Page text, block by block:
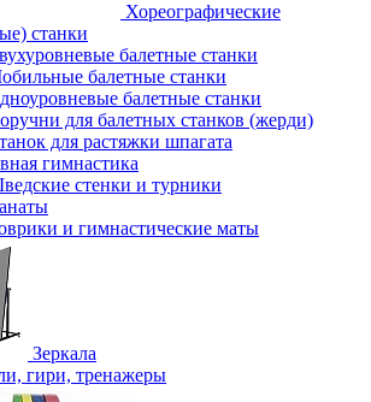
Хореографические
станки
балетные станки
балетные станки
балетные станки
для балетных станков (жерди)
для растяжки шпагата
гимнастика
стенки и турники
и гимнастические маты
Зеркала
гири, тренажеры